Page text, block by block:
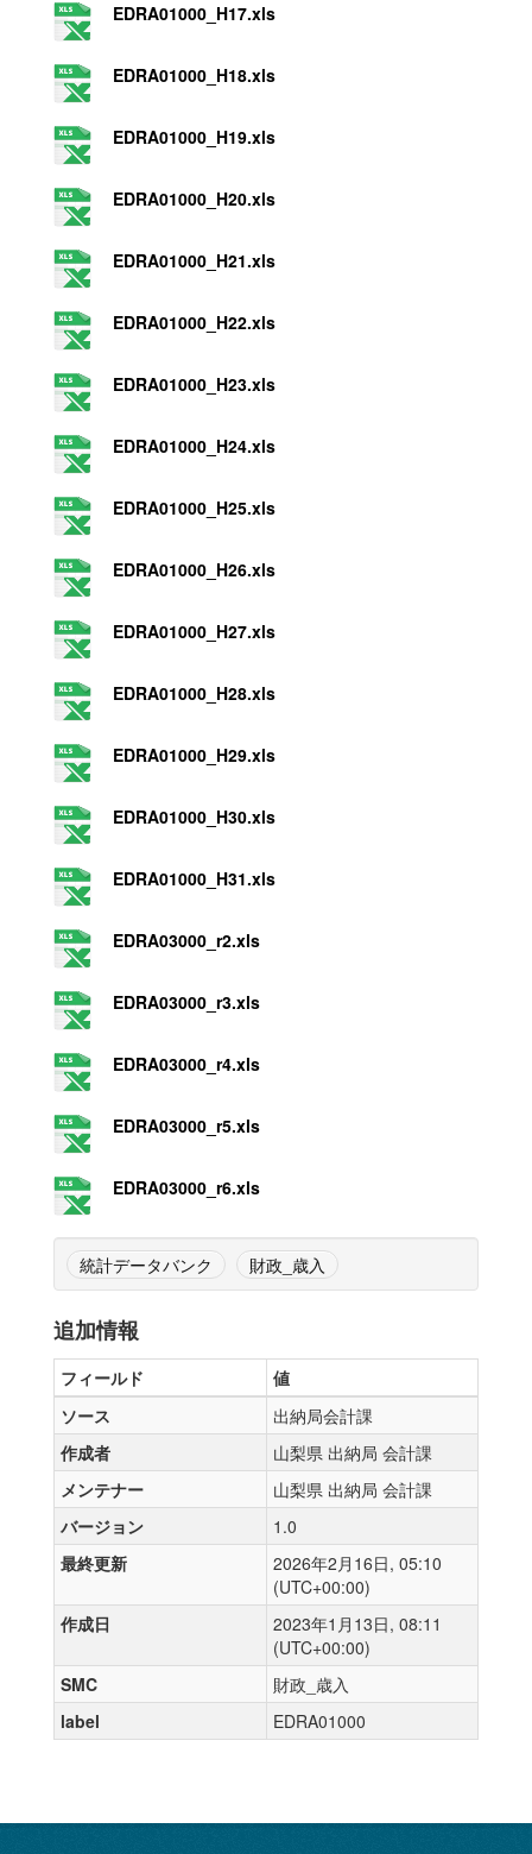
EDRA01000_H17.xls
EDRA01000_H18.xls
EDRA01000_H19.xls
EDRA01000_H20.xls
EDRA01000_H21.xls
EDRA01000_H22.xls
EDRA01000_H23.xls
EDRA01000_H24.xls
EDRA01000_H25.xls
EDRA01000_H26.xls
EDRA01000_H27.xls
EDRA01000_H28.xls
EDRA01000_H29.xls
EDRA01000_H30.xls
EDRA01000_H31.xls
EDRA03000_r2.xls
EDRA03000_r3.xls
EDRA03000_r4.xls
EDRA03000_r5.xls
EDRA03000_r6.xls
統計データバンク 財政_歳入
追加情報
フィールド
値
ソース
出納局会計課
作成者
山梨県 出納局 会計課
メンテナー
山梨県 出納局 会計課
バージョン
1.0
最終更新
2026年2月16日, 05:10
(UTC+00:00)
作成日
2023年1月13日, 08:11
(UTC+00:00)
SMC
財政_歳入
label
EDRA01000